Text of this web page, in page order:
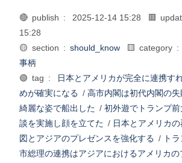
🔴 publish : 2025-12-14 15:28 🟥
15:28
🟡 section : should_know 🟨 category :
事柄
🟢 tag :
日本とアメリカが完全に連携す
めが確実になる / 高市内閣は初代内閣の
綺麗な姿で船出した / 初外遊でトランプ
談を実施し顔を立てた / 日本とアメリカ
図とアジアのプレゼンスを強化する / ト
市総理の連携はアジアにおけるアメリカ